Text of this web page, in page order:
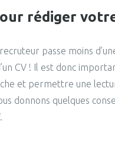
rédiger
passe moins
CV ! Il est donc
et permettre une
donnons quelques